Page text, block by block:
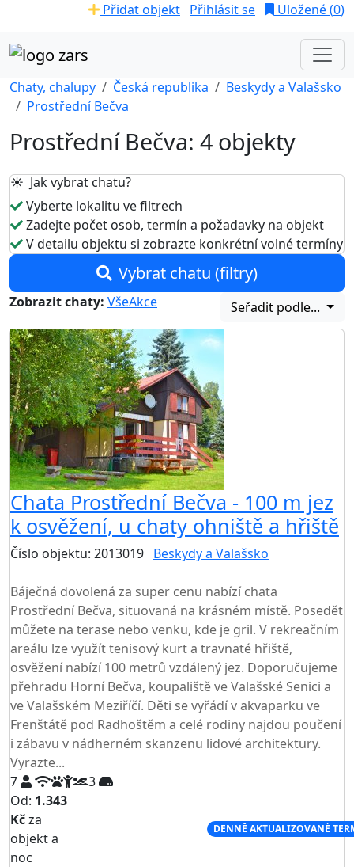
Přidat objekt Přihlásit se Uložené (0)
Chaty, chalupy Česká republika
Beskydy a Valašsko
Prostřední Bečva
Prostřední Bečva: 4 objekty
☀️ Jak vybrat chatu?
Vyberte lokalitu ve filtrech
Zadejte počet osob, termín a požadavky na objekt
V detailu objektu si zobrazte konkrétní volné termíny
Vybrat chatu (filtry)
Zobrazit chaty: VšeAkce Seřadit podle...
Chata Prostřední Bečva - 100 m jez
k osvěžení, u chaty ohniště a hřiště
Číslo objektu: 2013019 Beskydy a Valašsko
Báječná dovolená za super cenu nabízí chata
Prostřední Bečva, situovaná na krásném místě. Posedět
můžete na terase nebo venku, kde je gril. V rekreačním
areálu lze využít tenisový kurt a travnaté hřiště,
osvěžení nabízí 100 metrů vzdálený jez. Doporučujeme
přehradu Horní Bečva, koupaliště ve Valašské Senici a
ve Valašském Meziříčí. Děti se vyřádí v akvaparku ve
Frenštátě pod Radhoštěm a celé rodiny najdou poučení
i zábavu v nádherném skanzenu lidové architektury.
Vyrazte...
7
3
Od: 1.343
Kčza
objekt a
noc
DENNĚ AKTUALIZOVANÉ